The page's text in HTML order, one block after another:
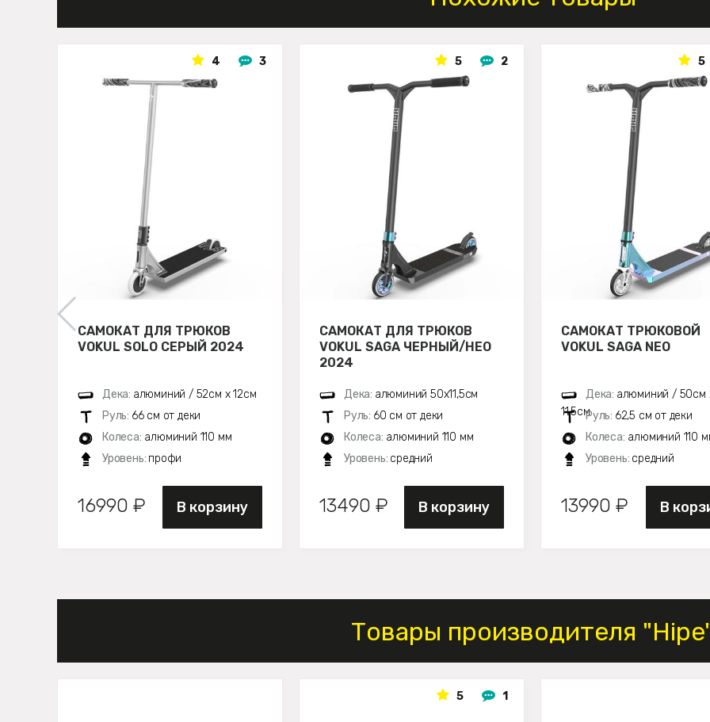
4 3
САМОКАТ ДЛЯ ТРЮКОВ
VOKUL SOLO СЕРЫЙ 2024
Дека: алюминий / 52см х 12см
Руль: 66 см от деки
Колеса: алюминий 110 мм
Уровень: профи
16990 ₽ В корзину
5 2
САМОКАТ ДЛЯ ТРЮКОВ
VOKUL SAGA ЧЕРНЫЙ/НЕО
2024
Дека: алюминий 50х11,5см
Руль: 60 см от деки
Колеса: алюминий 110 мм
Уровень: средний
13490 ₽ В корзину
5
САМОКАТ ТРЮКОВОЙ
VOKUL SAGA NEO
Дека: алюминий / 50см
11,5смРуль: 62,5 см от деки
Колеса: алюминий 110
Уровень: средний
13990 ₽ В
Товары производителя
5 1